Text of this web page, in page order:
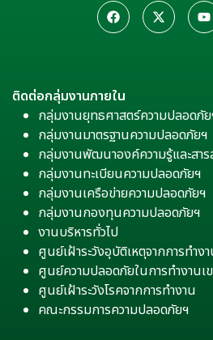
ติดต่อกลุ่มงานภายใน
กลุ่มงานยุทธศาสตร์ความปลอดภั
กลุ่มงานมาตรฐานความปลอดภัยฯ
กลุ่มงานพัฒนาองค์ความรู้และสา
กลุ่มงานทะเบียนความปลอดภัยฯ
กลุ่มงานเครือข่ายความปลอดภัยฯ
กลุ่มงานกองทุนความปลอดภัยฯ
งานบริหารทั่วไป
ศูนย์เฝ้าระวังอุบัติเหตุจากการทำง
ศูนย์ความปลอดภัยในการทำงานเ
ศูนย์เฝ้าระวังโรคจากการทำงาน
คณะกรรมการความปลอดภัยฯ